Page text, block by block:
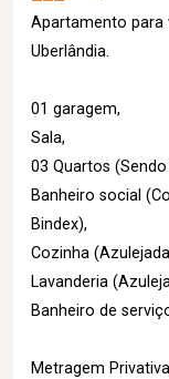
Apartamento para
Uberlândia.
01 garagem,
Sala,
03 Quartos
Banheiro social
Bindex),
Cozinha
Lavanderia
Banheiro de
Metragem